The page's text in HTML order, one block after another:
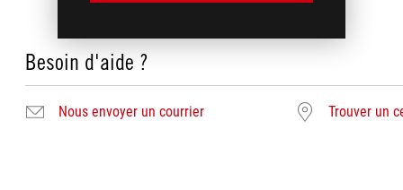
Besoin d'aide ?
Nous envoyer un courrier Trouver un